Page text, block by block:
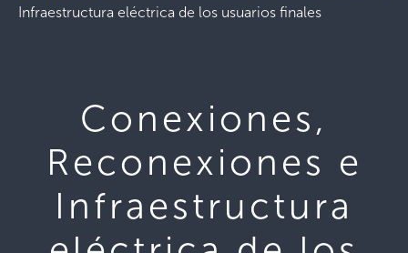
Infraestructura eléctrica de los usuarios finales
Conexiones,
Reconexiones e
Infraestructura